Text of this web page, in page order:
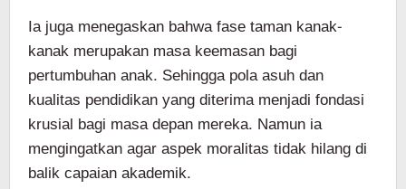
Ia juga menegaskan bahwa fase taman kanak-
kanak merupakan masa keemasan bagi
pertumbuhan anak. Sehingga pola asuh dan
kualitas pendidikan yang diterima menjadi fondasi
krusial bagi masa depan mereka. Namun ia
mengingatkan agar aspek moralitas tidak hilang di
balik capaian akademik.